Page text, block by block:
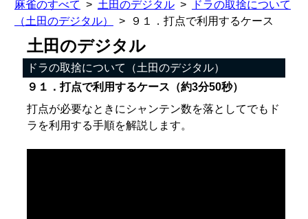
麻雀のすべて 土田のデジタル
ドラの取捨について
（土田のデジタル）
９１．打点で利用するケース
土田のデジタル
ドラの取捨について（土田のデジタル）
９１．打点で利用するケース（約3分50秒）
打点が必要なときにシャンテン数を落としてでもド
ラを利用する手順を解説します。